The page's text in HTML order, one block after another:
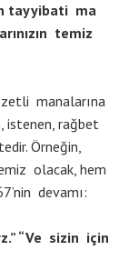
tayyibati ma
temiz
manalarına
istenen, rağbet
Örneğin,
olacak, hem
devamı:
“Ve sizin için